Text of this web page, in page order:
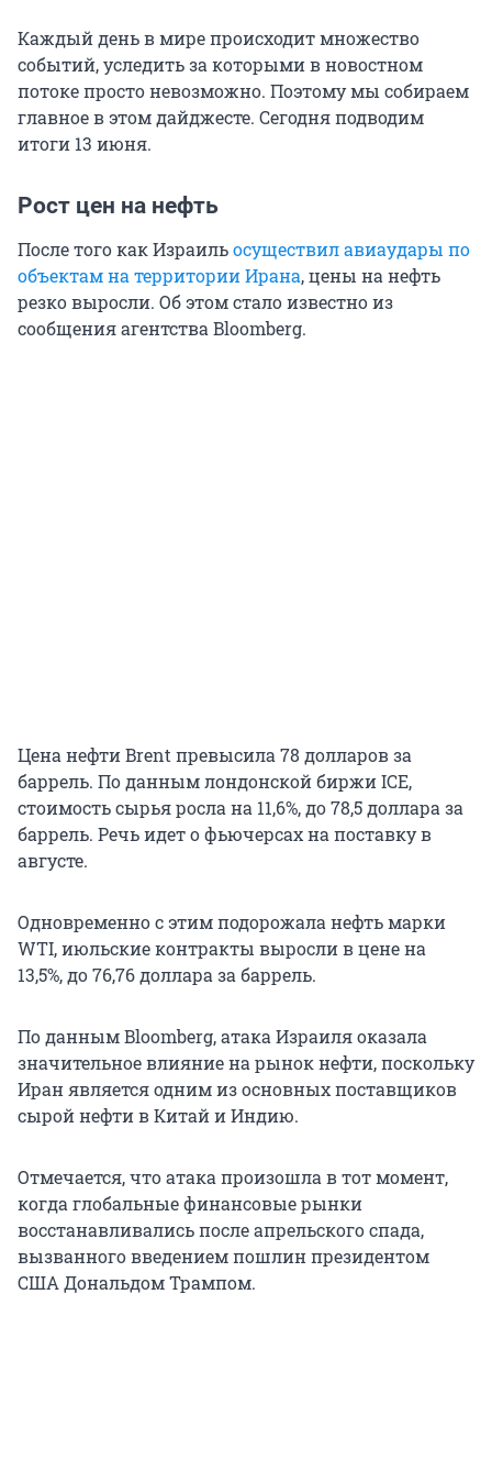
Каждый день в мире происходит множество
событий, уследить за которыми в новостном
потоке просто невозможно. Поэтому мы собираем
главное в этом дайджесте. Сегодня подводим
итоги 13 июня.
Рост цен на нефть
После того как Израильосуществил авиаудары по
объектам на территории Ирана, цены на нефть
резко выросли. Об этом стало известно из
сообщения агентства Bloomberg.
Цена нефти Brent превысила 78 долларов за
баррель. По данным лондонской биржи ICE,
стоимость сырья росла на 11,6%, до 78,5 доллара за
баррель. Речь идет о фьючерсах на поставку в
августе.
Одновременно с этим подорожала нефть марки
WTI, июльские контракты выросли в цене на
13,5%, до 76,76 доллара за баррель.
По данным Bloomberg, атака Израиля оказала
значительное влияние на рынок нефти, поскольку
Иран является одним из основных поставщиков
сырой нефти в Китай и Индию.
Отмечается, что атака произошла в тот момент,
когда глобальные финансовые рынки
восстанавливались после апрельского спада,
вызванного введением пошлин президентом
США Дональдом Трампом.